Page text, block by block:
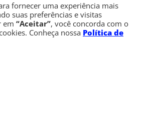
fornecer uma experiência mais
suas preferências e visitas
em “Aceitar”, você concorda com o
Conheça nossa Política de